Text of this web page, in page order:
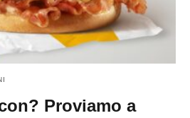
Proviamo a